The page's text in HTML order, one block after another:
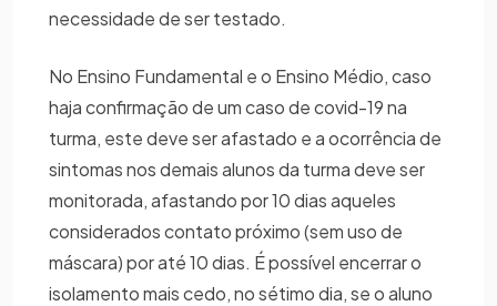
necessidade de ser testado.
No Ensino Fundamental e o Ensino Médio, caso
haja confirmação de um caso de covid-19 na
turma, este deve ser afastado e a ocorrência de
sintomas nos demais alunos da turma deve ser
monitorada, afastando por 10 dias aqueles
considerados contato próximo (sem uso de
máscara) por até 10 dias. É possível encerrar o
isolamento mais cedo, no sétimo dia, se o aluno